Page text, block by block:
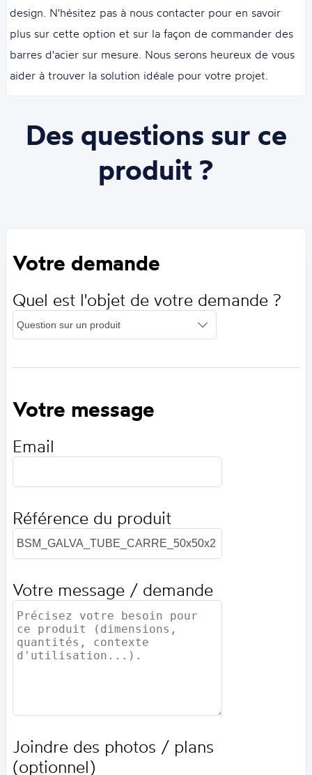
design. N'hésitez pas à nous contacter pour en savoir
plus sur cette option et sur la façon de commander des
barres d'acier sur mesure. Nous serons heureux de vous
aider à trouver la solution idéale pour votre projet.
Des questions sur ce
produit ?
Votre demande
Quel est l'objet de votre demande ?
Votre message
Email
Référence du produit
Votre message / demande
Joindre des photos / plans
(optionnel)